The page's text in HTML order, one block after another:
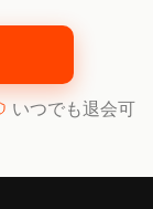
いつでも退会可